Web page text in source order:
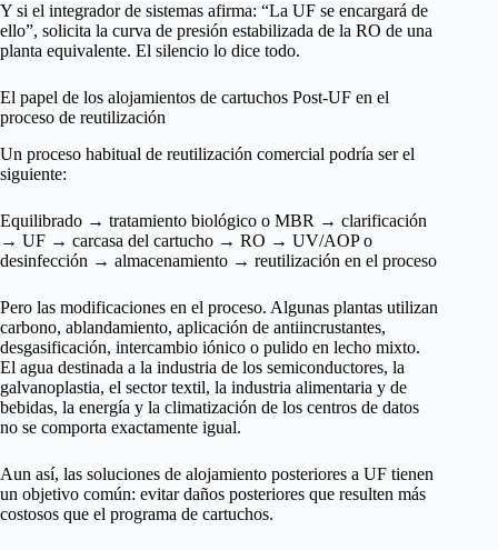
Y si el integrador de sistemas afirma: “La UF se encargará de
ello”, solicita la curva de presión estabilizada de la RO de una
planta equivalente. El silencio lo dice todo.
El papel de los alojamientos de cartuchos Post-UF en el
proceso de reutilización
Un proceso habitual de reutilización comercial podría ser el
siguiente:
Equilibrado → tratamiento biológico o MBR → clarificación
→ UF → carcasa del cartucho → RO → UV/AOP o
desinfección → almacenamiento → reutilización en el proceso
Pero las modificaciones en el proceso. Algunas plantas utilizan
carbono, ablandamiento, aplicación de antiincrustantes,
desgasificación, intercambio iónico o pulido en lecho mixto.
El agua destinada a la industria de los semiconductores, la
galvanoplastia, el sector textil, la industria alimentaria y de
bebidas, la energía y la climatización de los centros de datos
no se comporta exactamente igual.
Aun así, las soluciones de alojamiento posteriores a UF tienen
un objetivo común: evitar daños posteriores que resulten más
costosos que el programa de cartuchos.